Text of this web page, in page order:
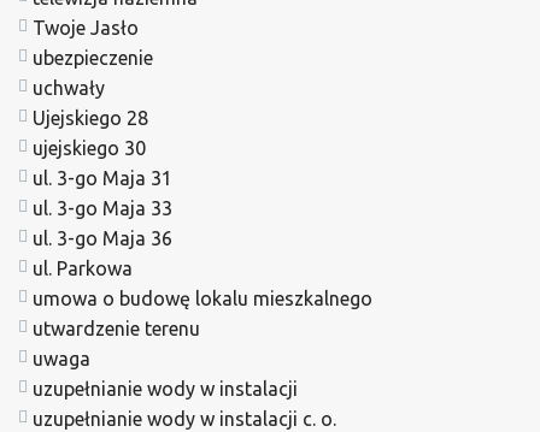
Twoje Jasło
ubezpieczenie
uchwały
Ujejskiego 28
ujejskiego 30
ul. 3-go Maja 31
ul. 3-go Maja 33
ul. 3-go Maja 36
ul. Parkowa
umowa o budowę lokalu mieszkalnego
utwardzenie terenu
uwaga
uzupełnianie wody w instalacji
uzupełnianie wody w instalacji c. o.